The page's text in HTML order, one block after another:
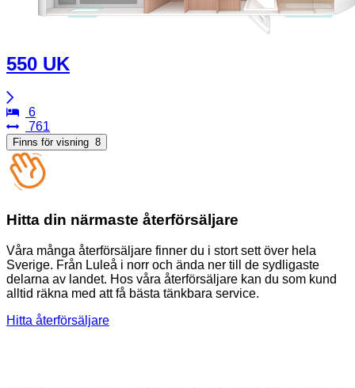
550 UK
6
761
Finns för visning 8
Hitta din närmaste återförsäljare
Våra många återförsäljare finner du i stort sett över hela
Sverige. Från Luleå i norr och ända ner till de sydligaste
delarna av landet. Hos våra återförsäljare kan du som kund
alltid räkna med att få bästa tänkbara service.
Hitta återförsäljare